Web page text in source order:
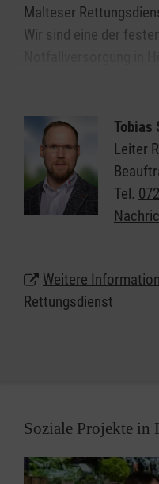
Malteser
Wir sind eine der
einen wichtigen
und Erkrankten.
Als einer der größten
die Malteser attraktive
Mitarbeiterinnen und
Chancen für alle, die
Tobias
Leiter
Tel.
Weitere
Rettungsdienst
Soziale Projekte in